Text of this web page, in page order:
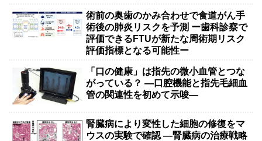
術前の奥歯のかみ合わせで食道がん手
術後の肺炎リスクを予測 ー歯科診察で
評価できるFTUが新たな周術期リスク
評価指標となる可能性ー
「口の健康」は指先の微小血管とつな
がっている？ ―口腔機能と指先毛細血
管の関連性を初めて示唆―
腎臓病により変性した細胞の修復をマ
ウスの実験で確認 ―腎臓病の治療戦略